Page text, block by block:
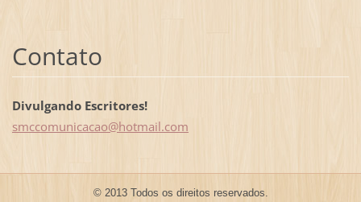
Contato
Divulgando Escritores!
smccomunicacao@hotmail.com
© 2013 Todos os direitos reservados.